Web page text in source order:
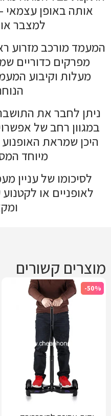
אותה באופן עצמאי
למצבר
מעלות וקיבוע
ניתן לחבר את
במגוון רחב של
היכן שמראת
מיוחד
לסיכומו של עניין
לאופניים או
מוצרים קשורים
-50%